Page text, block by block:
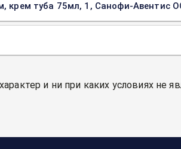
крем туба 75мл, 1, Санофи-Авентис
и ни при каких условиях не